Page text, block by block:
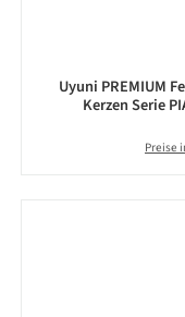
Uyuni PREMIUM
Kerzen Serie
Preise